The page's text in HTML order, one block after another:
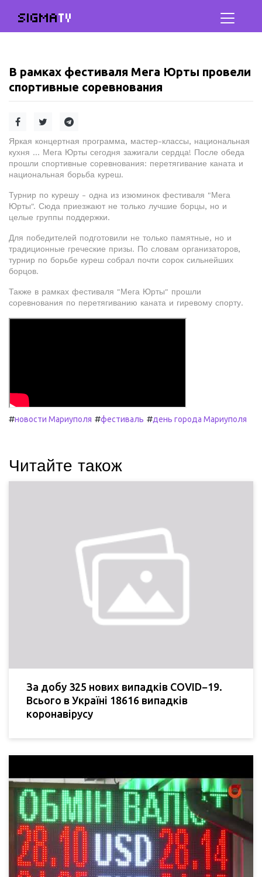
SIGMATV
В рамках фестиваля Мега Юрты провели
спортивные соревнования
Яркая концертная программа, мастер-классы, национальная
кухня ... Мега Юрты сегодня зажигали сердца! После обеда
прошли спортивные соревнования: перетягивание каната и
национальная борьба куреш.
Турнир по курешу - одна из изюминок фестиваля "Мега
Юрты". Сюда приезжают не только лучшие борцы, но и
целые группы поддержки.
Для победителей подготовили не только памятные, но и
традиционные греческие призы. По словам организаторов,
турнир по борьбе куреш собрал почти сорок сильнейших
борцов.
Также в рамках фестиваля "Мега Юрты" прошли
соревнования по перетягиванию каната и гиревому спорту.
#новости Мариуполя #фестиваль #день города Мариуполя
Читайте також
За добу 325 нових випадків COVID−19.
Всього в Україні 18616 випадків
коронавірусу